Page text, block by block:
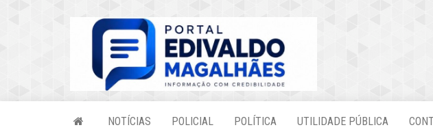
NOTÍCIAS POLICIAL POLÍTICA UTILIDADE PÚBLICA